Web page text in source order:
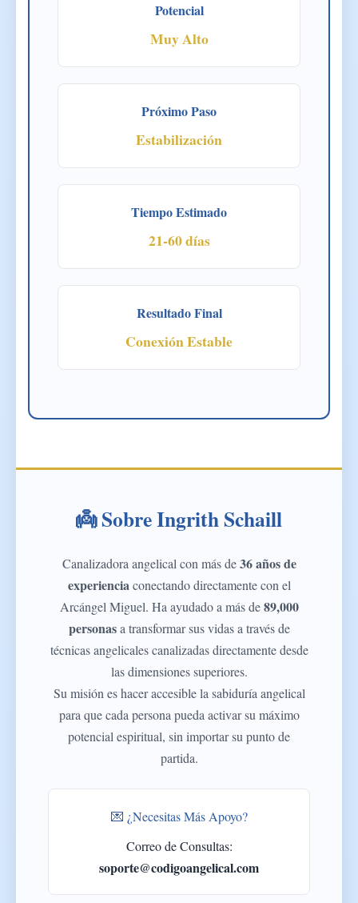
Potencial
Muy Alto
Próximo Paso
Estabilización
Tiempo Estimado
21-60 días
Resultado Final
Conexión Estable
👼 Sobre Ingrith Schaill
Canalizadora angelical con más de36 años de
experiencia conectando directamente con el
Arcángel Miguel. Ha ayudado a más de89,000
personasa transformar sus vidas a través de
técnicas angelicales canalizadas directamente desde
las dimensiones superiores.
Su misión es hacer accesible la sabiduría angelical
para que cada persona pueda activar su máximo
potencial espiritual, sin importar su punto de
partida.
💌 ¿Necesitas Más Apoyo?
Correo de Consultas:
soporte@codigoangelical.com